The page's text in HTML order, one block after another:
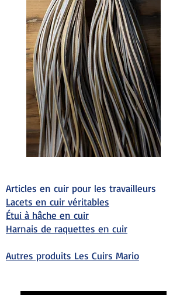
Articles en cuir pour les travailleurs
Lacets en cuir véritables
Étui à hâche en cuir
Harnais de raquettes en cuir
Autres produits Les Cuirs Mario